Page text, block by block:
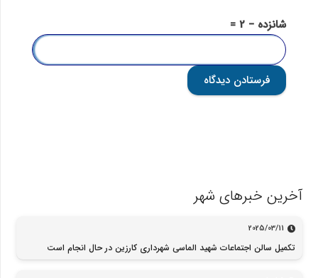
شانزده − 2 =
فرستادن دیدگاه
آخرین خبرهای شهر
2025/03/11
تکمیل سالن اجتماعات شهید الماسی شهرداری کارزین در حال انجام است